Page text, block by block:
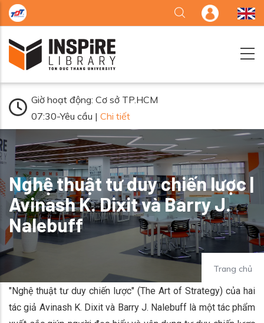
Nhảy đến nội dung
Giờ hoạt động: Cơ sở TP.HCM
07:30-Yêu cầu | Chi tiết
Nghệ thuật tư duy chiến lược |
Avinash K. Dixit và Barry J.
Nalebuff
Trang chủ
"Nghệ thuật tư duy chiến lược" (The Art of Strategy) của hai
tác giả Avinash K. Dixit và Barry J. Nalebuff là một tác phẩm